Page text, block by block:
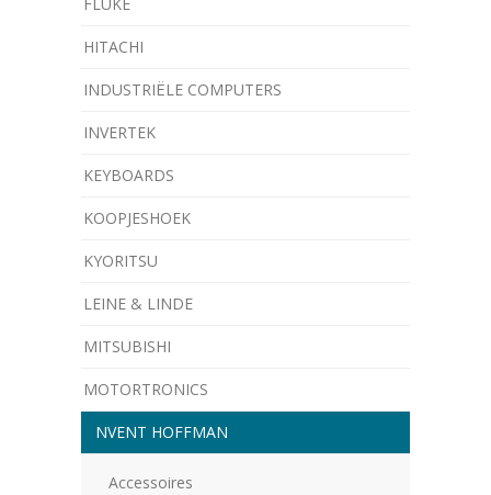
HITACHI
INDUSTRIËLE COMPUTERS
INVERTEK
KEYBOARDS
KOOPJESHOEK
KYORITSU
LEINE & LINDE
MITSUBISHI
MOTORTRONICS
NVENT HOFFMAN
Accessoires